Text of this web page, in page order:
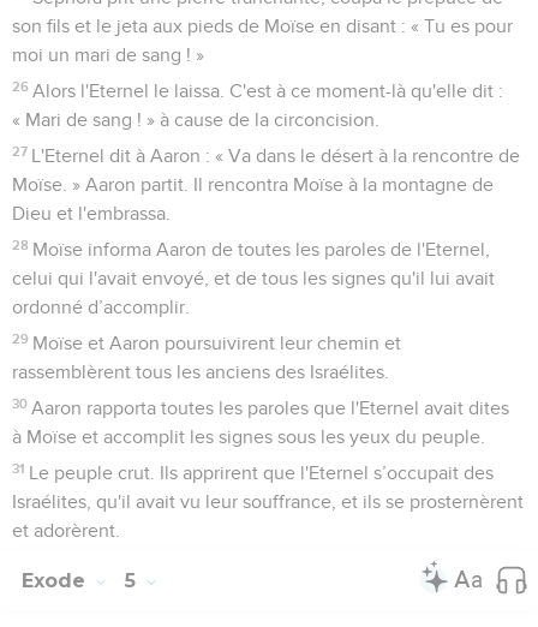
son fils et le jeta aux pieds de Moïse en disant : « Tu es pour
moi un mari de sang ! »
26 Alors l'Eternel le laissa. C'est à ce moment-là qu'elle dit :
« Mari de sang ! » à cause de la circoncision.
27 L'Eternel dit à Aaron : « Va dans le désert à la rencontre de
Moïse. » Aaron partit. Il rencontra Moïse à la montagne de
Dieu et l'embrassa.
28 Moïse informa Aaron de toutes les paroles de l'Eternel,
celui qui l'avait envoyé, et de tous les signes qu'il lui avait
ordonné d’accomplir.
29 Moïse et Aaron poursuivirent leur chemin et
rassemblèrent tous les anciens des Israélites.
30 Aaron rapporta toutes les paroles que l'Eternel avait dites
à Moïse et accomplit les signes sous les yeux du peuple.
31 Le peuple crut. Ils apprirent que l'Eternel s’occupait des
Israélites, qu'il avait vu leur souffrance, et ils se prosternèrent
et adorèrent.
Exode 5